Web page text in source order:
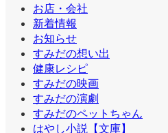
お店・会社
新着情報
お知らせ
すみだの想い出
健康レシピ
すみだの映画
すみだの演劇
すみだのペットちゃん
はやし小説【文庫】